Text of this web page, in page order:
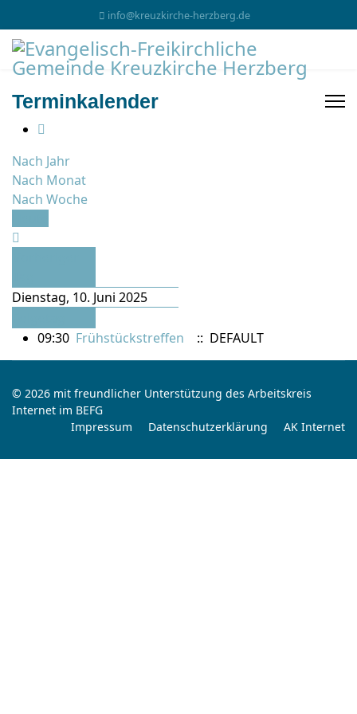
info@kreuzkirche-herzberg.de
Terminkalender
Nach Jahr
Nach Monat
Nach Woche
Dienstag, 10. Juni 2025
09:30 Frühstückstreffen :: DEFAULT
© 2026 mit freundlicher Unterstützung des Arbeitskreis
Internet im BEFG
Impressum
Datenschutzerklärung AK Internet